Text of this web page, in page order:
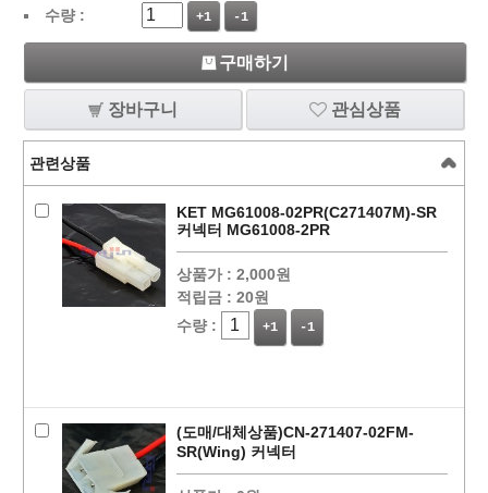
수량 :
+1 -1
구매하기
장바구니 관심상품
관련상품
KET MG61008-02PR(C271407M)-SR
커넥터 MG61008-2PR
상품가 : 2,000원
적립금 : 20원
수량 :
+1 -1
(도매/대체상품)CN-271407-02FM-
SR(Wing) 커넥터